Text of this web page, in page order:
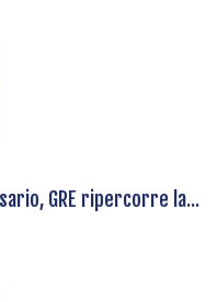
GRE ripercorre la...